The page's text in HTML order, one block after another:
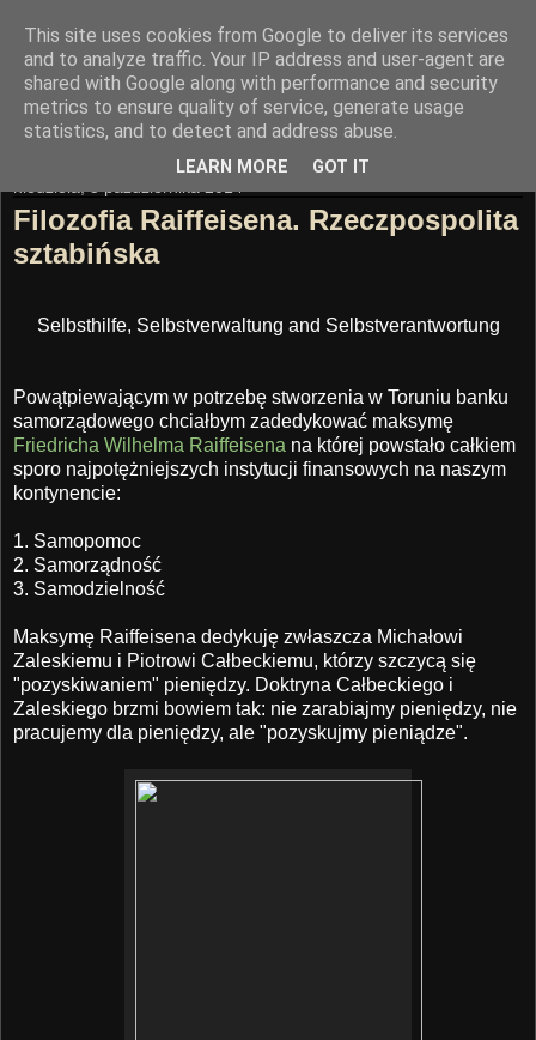
Trasa Nowomostowa
"Mądrość buduje miasto"
Filozofia Raiffeisena. Rzeczpospolita
sztabińska
Selbsthilfe, Selbstverwaltung and Selbstverantwortung
Powątpiewającym w potrzebę stworzenia w Toruniu banku
samorządowego chciałbym zadedykować maksymę
Friedricha Wilhelma Raiffeisena na której powstało całkiem
sporo najpotężniejszych instytucji finansowych na naszym
kontynencie:
1. Samopomoc
2. Samorządność
3. Samodzielność
Maksymę Raiffeisena dedykuję zwłaszcza Michałowi
Zaleskiemu i Piotrowi Całbeckiemu, którzy szczycą się
"pozyskiwaniem" pieniędzy. Doktryna Całbeckiego i
Zaleskiego brzmi bowiem tak: nie zarabiajmy pieniędzy, nie
pracujemy dla pieniędzy, ale "pozyskujmy pieniądze".
This site uses cookies from Google to deliver its services
and to analyze traffic. Your IP address and user-agent are
shared with Google along with performance and security
metrics to ensure quality of service, generate usage
statistics, and to detect and address abuse.
LEARN MORE GOT IT